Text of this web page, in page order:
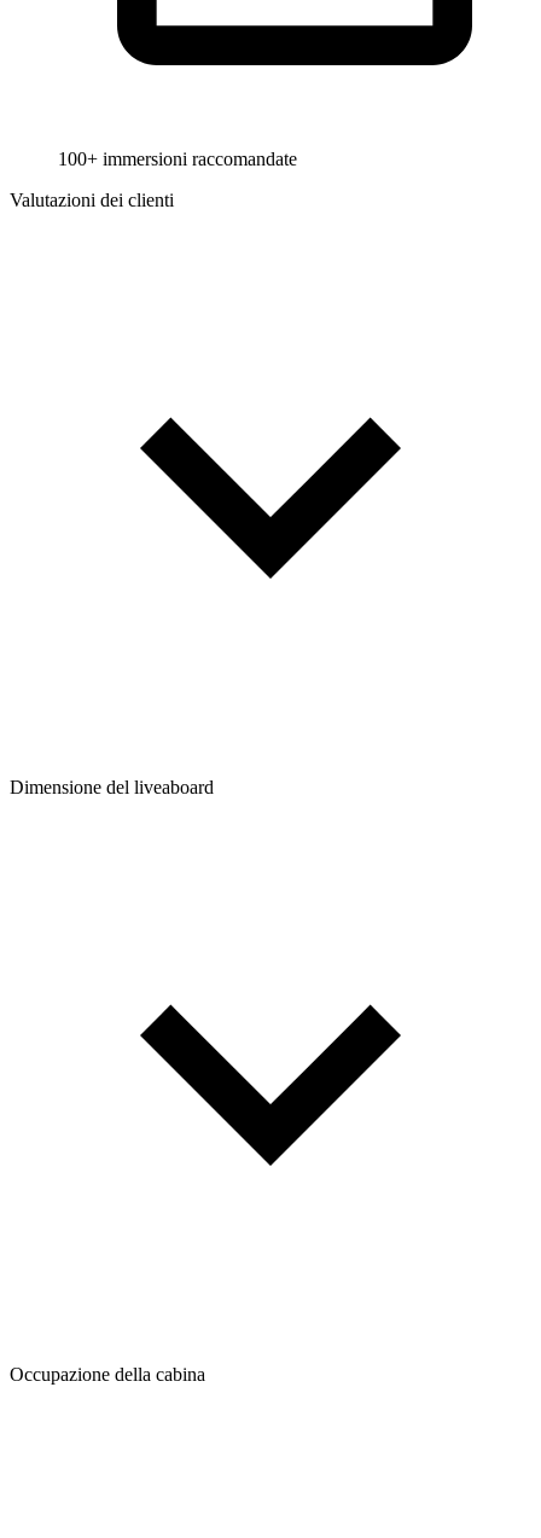
100+ immersioni raccomandate
Valutazioni dei clienti
Dimensione del liveaboard
Occupazione della cabina